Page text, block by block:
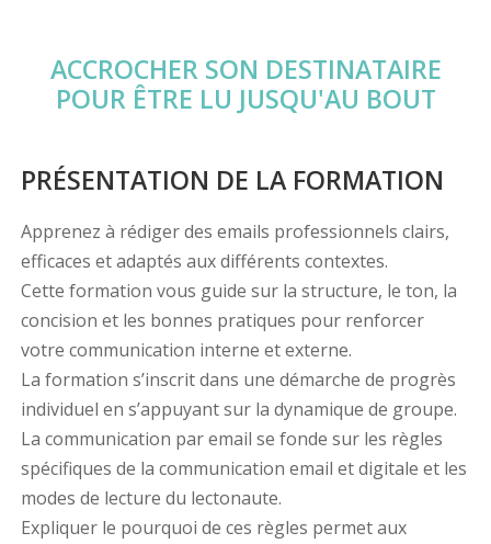
ACCROCHER SON DESTINATAIRE
POUR ÊTRE LU JUSQU'AU BOUT
PRÉSENTATION DE LA FORMATION
Apprenez à rédiger des emails professionnels clairs,
efficaces et adaptés aux différents contextes.
Cette formation vous guide sur la structure, le ton, la
concision et les bonnes pratiques pour renforcer
votre communication interne et externe.
La formation s’inscrit dans une démarche de progrès
individuel en s’appuyant sur la dynamique de groupe.
La communication par email se fonde sur les règles
spécifiques de la communication email et digitale et les
modes de lecture du lectonaute.
Expliquer le pourquoi de ces règles permet aux